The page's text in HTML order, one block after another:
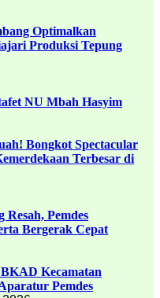
Optimalkan
Produksi Tepung
NU Mbah Hasyim
Bongkot Spectacular
Terbesar di
Resah, Pemdes
Bergerak Cepat
Kecamatan
Pemdes